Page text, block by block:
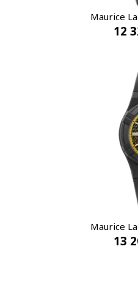
Maurice
12
Maurice
13